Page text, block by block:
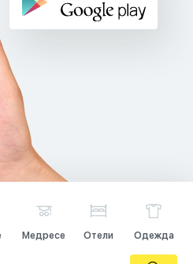
Медресе Отели Одежда